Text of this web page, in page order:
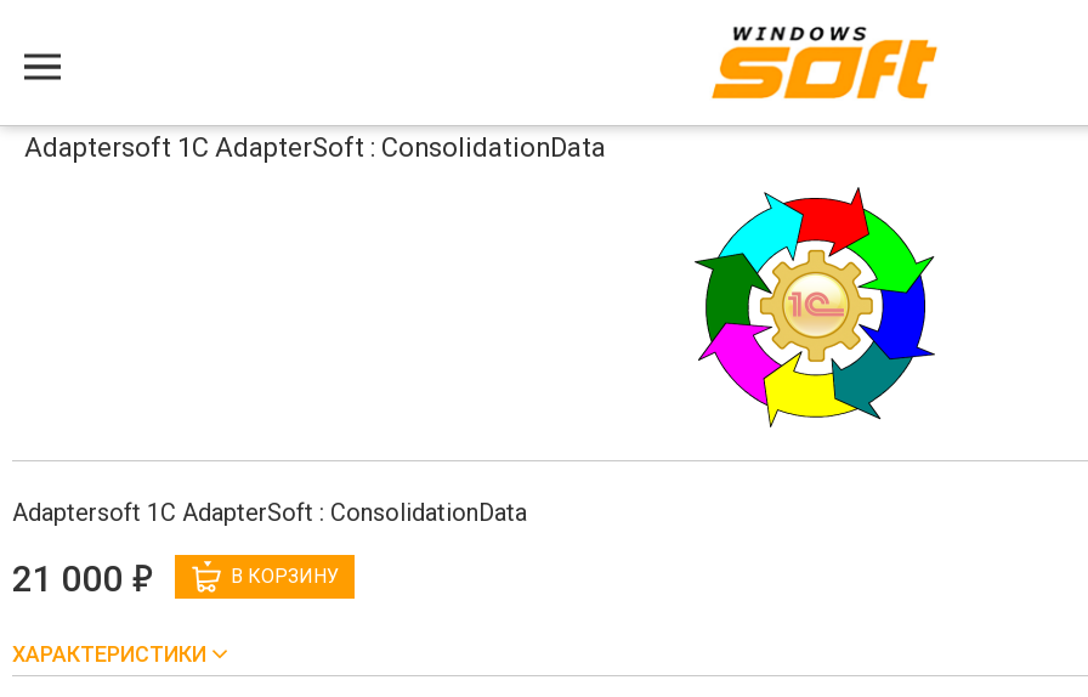
Меню
Adaptersoft 1С AdapterSoft : ConsolidationData
Adaptersoft 1С AdapterSoft : ConsolidationData
21 000 е В КОРЗИНУ
ХАРАКТЕРИСТИКИ